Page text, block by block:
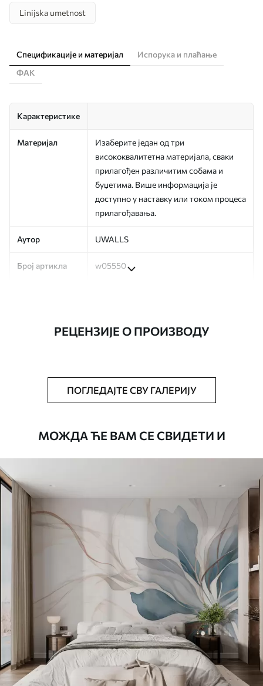
Linijska umetnost
Спецификације и материјал
Испорука и плаћање
ФАК
Карактеристике
Материјал
Изаберите један од три
висококвалитетна материјала, сваки
прилагођен различитим собама и
буџетима. Више информација је
доступно у наставку или током процеса
прилагођавања.
Аутор UWALLS
Број артикла w05550
Тапета се може нежно очистити меким
сунђером. Позадине са завршном
водом.
Доступни материјали
Standard
/m²
34.00 €
Premium Vinil
39.00 €/m²
Peel and Stick
РЕЦЕНЗИЈЕ О ПРОИЗВОДУ
ПОГЛЕДАЈТЕ СВУ ГАЛЕРИЈУ
МОЖДА ЋЕ ВАМ СЕ СВИДЕТИ И